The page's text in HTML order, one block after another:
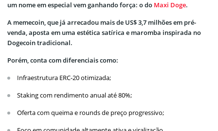
um nome em especial vem ganhando força: o do Maxi Doge.
A memecoin, que já arrecadou mais de US$ 3,7 milhões em pré-
venda, aposta em uma estética satírica e maromba inspirada no
Dogecoin tradicional.
Porém, conta com diferenciais como:
Infraestrutura ERC-20 otimizada;
Staking com rendimento anual até 80%;
Oferta com queima e rounds de preço progressivo;